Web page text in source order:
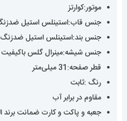
موتور:کوارتز
جنس قاب:استینلس استیل
جنس بند:استینلس استیل
جنس شیشه:مینرال گلس باکیفیت
قطر صفحه:31 میلی‌متر
رنگ :ثابت
مقاوم در برابر آب
جعبه و پاکت و کارت ضمانت برند